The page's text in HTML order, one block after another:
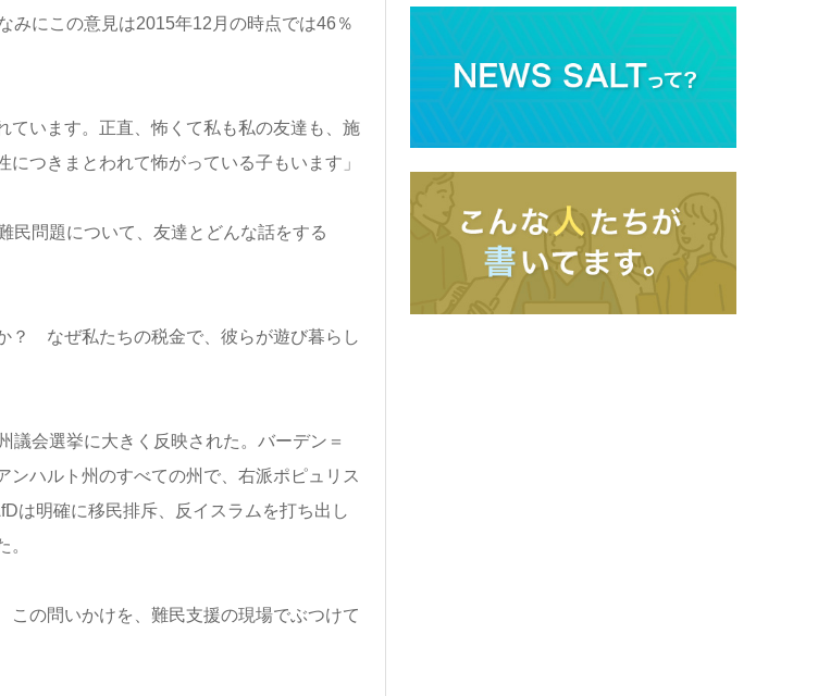
みにこの意見は2015年12月の時点では46％
ています。正直、怖くて私も私の友達も、施
つきまとわれて怖がっている子もいます」
民問題について、友達とどんな話をする
？ なぜ私たちの税金で、彼らが遊び暮らし
議会選挙に大きく反映された。バーデン＝
ハルト州のすべての州で、右派ポピュリス
は明確に移民排斥、反イスラムを打ち出し
の問いかけを、難民支援の現場でぶつけて